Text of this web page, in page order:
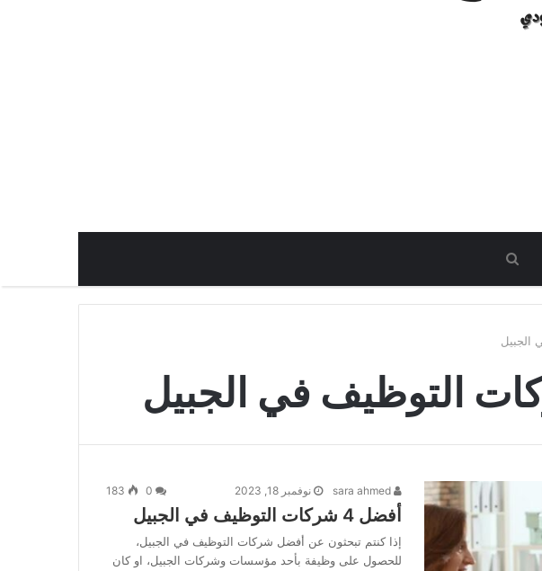
نوفمبر 18, 2023 183
أفضل 4 شركات التوظيف في الجبيل
إذا كنتم تبحثون عن أفضل شركات التوظيف في الجبيل،
للحصول على وظيفة بأحد مؤسسات وشركات الجبيل، او كان